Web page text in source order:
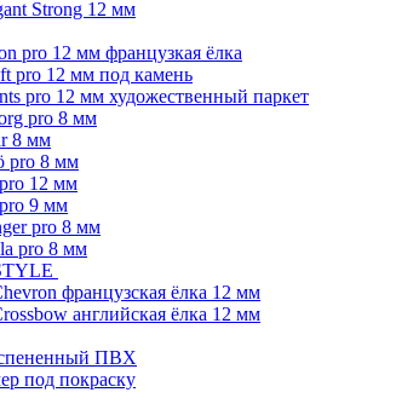
Strong 12 мм
pro 12 мм французкая ёлка
pro 12 мм под камень
pro 12 мм художественный паркет
pro 8 мм
8 мм
pro 8 мм
12 мм
9 мм
pro 8 мм
pro 8 мм
французская ёлка 12 мм
английская ёлка 12 мм
ПВХ
под покраску